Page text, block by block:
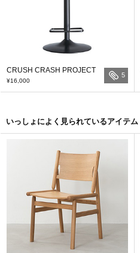
CRUSH CRASH PROJECT
¥16,000
5
いっしょによく見られているアイテム